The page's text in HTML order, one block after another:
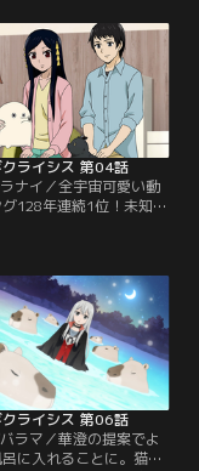
に陥ってしまう。地球
ワイイの波状攻撃にどう
ているのか。猫を飼って
隣人の小町に聞いてみる
提供：バンダイチャンネ
ライシス 第04話
ナイ／全宇宙可愛い動
128年連続1位！未知の
懐の深さを見せてはい
はよぞらと比べて落ち
い……。言語解析の専門
リザから猫語の翻訳を
解析のためよぞらを見
…。【提供：バンダイ
ライシス 第06話
ラマ／華澄の提案でよ
に入れることに。猫は